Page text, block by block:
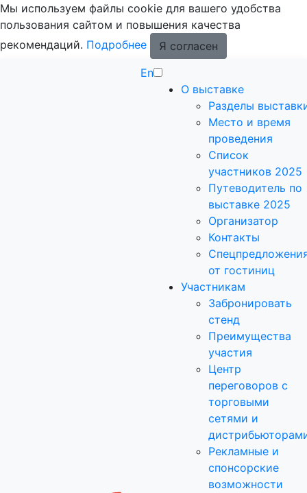
Мы используем файлы cookie для вашего удобства
пользования сайтом и повышения качества
рекомендаций. Подробнее
Я согласен
En
О выставке
Разделы
Место и время
проведения
Список
участников 2025
Путеводитель по
выставке 2025
Организатор
Контакты
от гостиниц
Участникам
Забронировать
стенд
Преимущества
участия
Центр
переговоров с
торговыми
сетями и
Рекламные и
спонсорские
возможности